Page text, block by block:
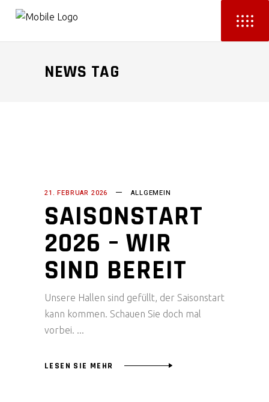
NEWS TAG
21. FEBRUAR 2026 ALLGEMEIN
SAISONSTART
2026 – WIR
SIND BEREIT
Unsere Hallen sind gefüllt, der Saisonstart
kann kommen. Schauen Sie doch mal
vorbei.
LESEN SIE MEHR